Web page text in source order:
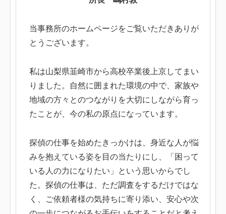
当事務所のホームページをご覧いただきありが
とうございます。
私は山梨県韮崎市から高校卒業後上京してまい
りました。自然に囲まれた環境の中で、家族や
地域の方々とのつながりを大切にしながら育っ
たことが、今の私の原点になっています。
探偵の仕事を始めたきっかけは、身近な人が悩
みを抱えている姿を目の当たりにし、「困って
いる人の力になりたい」という思いからでし
た。探偵の仕事は、ただ調査をするだけではな
く、ご依頼者様の気持ちに寄り添い、安心や次